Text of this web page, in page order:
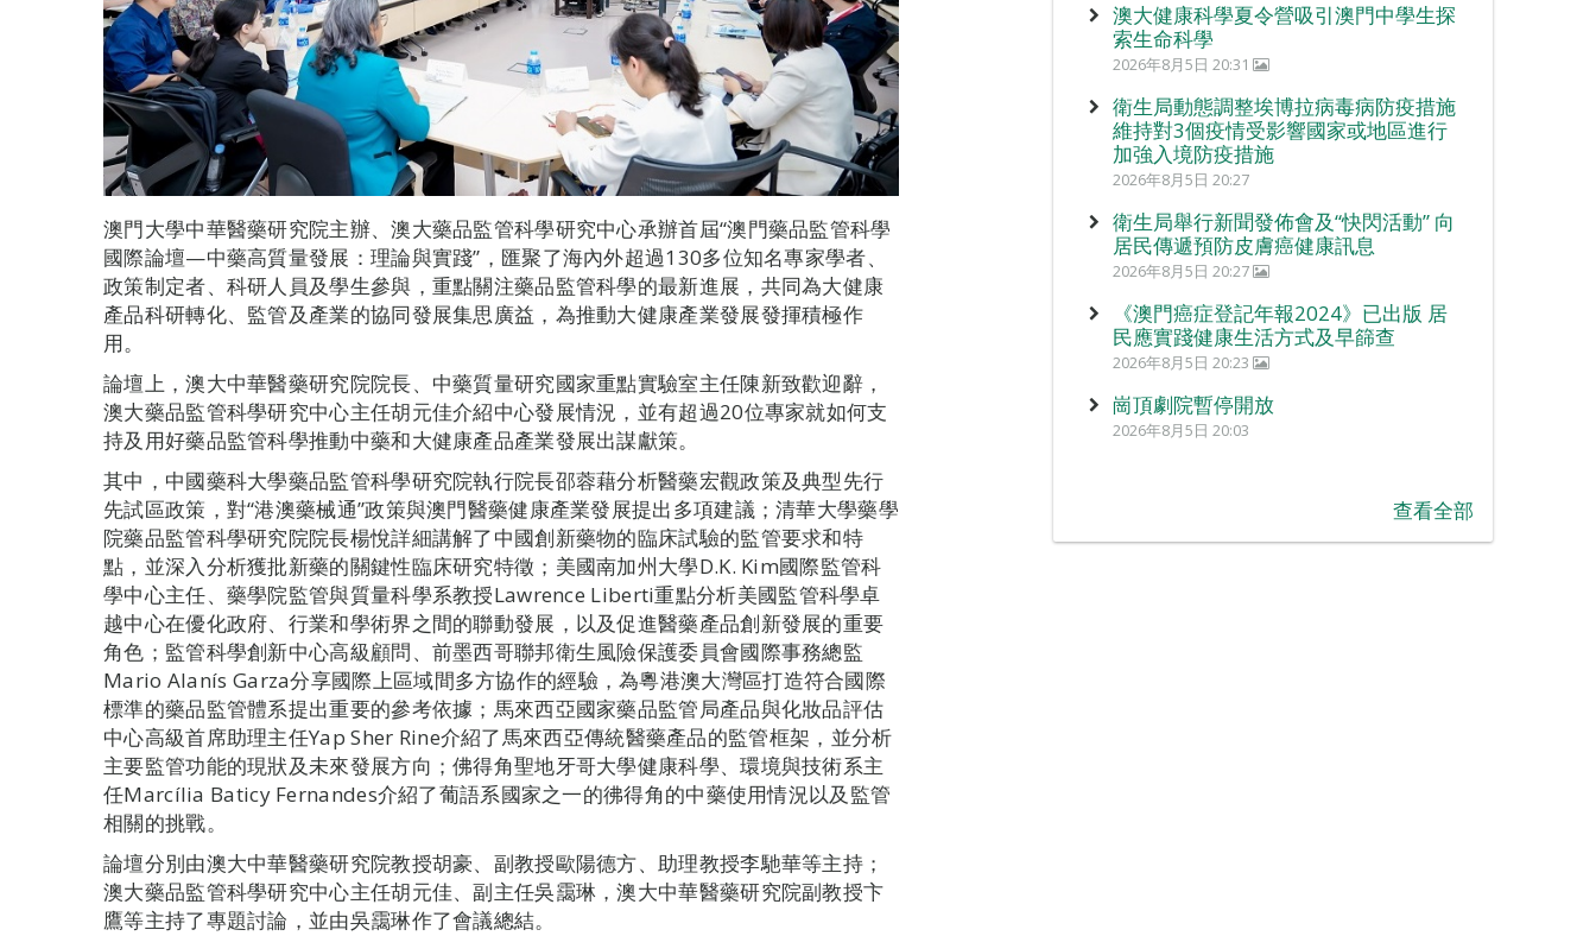
澳門大學中華醫藥研究院主辦、澳大藥品監管科學研究中心承辦首屆“澳門藥品監管科學
國際論壇—中藥高質量發展：理論與實踐”，匯聚了海內外超過130多位知名專家學者、
政策制定者、科研人員及學生參與，重點關注藥品監管科學的最新進展，共同為大健康
產品科研轉化、監管及產業的協同發展集思廣益，為推動大健康產業發展發揮積極作
用。
論壇上，澳大中華醫藥研究院院長、中藥質量研究國家重點實驗室主任陳新致歡迎辭，
澳大藥品監管科學研究中心主任胡元佳介紹中心發展情況，並有超過20位專家就如何支
持及用好藥品監管科學推動中藥和大健康產品產業發展出謀獻策。
其中，中國藥科大學藥品監管科學研究院執行院長邵蓉藉分析醫藥宏觀政策及典型先行
先試區政策，對“港澳藥械通”政策與澳門醫藥健康產業發展提出多項建議；清華大學藥學
院藥品監管科學研究院院長楊悅詳細講解了中國創新藥物的臨床試驗的監管要求和特
點，並深入分析獲批新藥的關鍵性臨床研究特徵；美國南加州大學D.K. Kim國際監管科
學中心主任、藥學院監管與質量科學系教授Lawrence Liberti重點分析美國監管科學卓
越中心在優化政府、行業和學術界之間的聯動發展，以及促進醫藥產品創新發展的重要
角色；監管科學創新中心高級顧問、前墨西哥聯邦衛生風險保護委員會國際事務總監
Mario Alanís Garza分享國際上區域間多方協作的經驗，為粵港澳大灣區打造符合國際
標準的藥品監管體系提出重要的參考依據；馬來西亞國家藥品監管局產品與化妝品評估
中心高級首席助理主任Yap Sher Rine介紹了馬來西亞傳統醫藥產品的監管框架，並分析
主要監管功能的現狀及未來發展方向；佛得角聖地牙哥大學健康科學、環境與技術系主
任Marcília Baticy Fernandes介紹了葡語系國家之一的彿得角的中藥使用情況以及監管
相關的挑戰。
論壇分別由澳大中華醫藥研究院教授胡豪、副教授歐陽德方、助理教授李馳華等主持；
澳大藥品監管科學研究中心主任胡元佳、副主任吳靄琳，澳大中華醫藥研究院副教授卞
鷹等主持了專題討論，並由吳靄琳作了會議總結。
澳大健康科學夏令營吸引澳門中學生探
索生命科學
2026年8月5日 20:31
衛生局動態調整埃博拉病毒病防疫措施
維持對3個疫情受影響國家或地區進行
加強入境防疫措施
2026年8月5日 20:27
衛生局舉行新聞發佈會及“快閃活動” 向
居民傳遞預防皮膚癌健康訊息
2026年8月5日 20:27
《澳門癌症登記年報2024》已出版 居
民應實踐健康生活方式及早篩查
2026年8月5日 20:23
崗頂劇院暫停開放
2026年8月5日 20:03
查看全部